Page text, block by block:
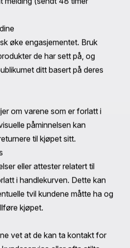
til e-postene dine for
det viktig å følge beste
forlatte handlekurver raskt.
poster sendt innen den første
de høyeste åpningsratene. Sikt
post innen 1-2 timer etter at
enkelt e-post, vurder å sende
typisk sekvens kan inkludere:
påminnelse (sendt innen
insentiv (sendt 24 timer
melding (sendt 48 timer